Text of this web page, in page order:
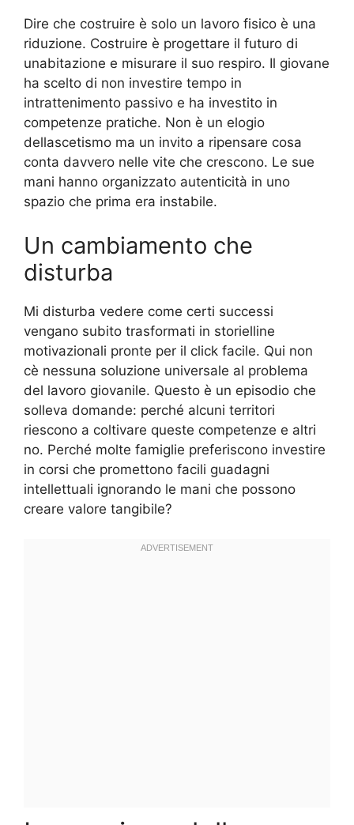
Dire che costruire è solo un lavoro fisico è una
riduzione. Costruire è progettare il futuro di
unabitazione e misurare il suo respiro. Il giovane
ha scelto di non investire tempo in
intrattenimento passivo e ha investito in
competenze pratiche. Non è un elogio
dellascetismo ma un invito a ripensare cosa
conta davvero nelle vite che crescono. Le sue
mani hanno organizzato autenticità in uno
spazio che prima era instabile.
Un cambiamento che
disturba
Mi disturba vedere come certi successi
vengano subito trasformati in storielline
motivazionali pronte per il click facile. Qui non
cè nessuna soluzione universale al problema
del lavoro giovanile. Questo è un episodio che
solleva domande: perché alcuni territori
riescono a coltivare queste competenze e altri
no. Perché molte famiglie preferiscono investire
in corsi che promettono facili guadagni
intellettuali ignorando le mani che possono
creare valore tangibile?